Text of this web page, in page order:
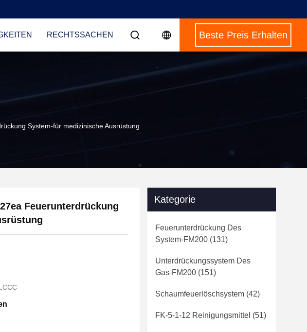
RECHTSSACHEN Beste Preis Erhalten
System-für medizinische Ausrüstung
Feuerunterdrückung
Kategorie
Feuerunterdrückung Des
System-FM200 (131)
Unterdrückungssystem Des
Gas-FM200 (151)
Schaumfeuerlöschsystem (42)
FK-5-1-12 Reinigungsmittel (51)